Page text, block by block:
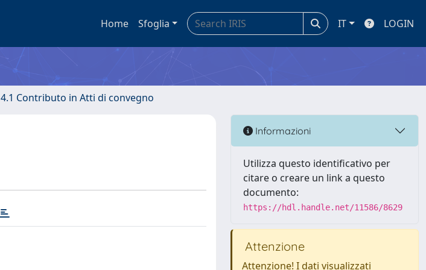
Home Sfoglia IT LOGIN
4.1 Contributo in Atti di convegno
Informazioni
Utilizza questo identificativo per
citare o creare un link a questo
documento:
https://hdl.handle.net/11586/8629
Attenzione
Attenzione! I dati visualizzati